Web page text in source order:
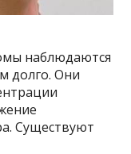
наблюдаются
долго. Они
Существуют